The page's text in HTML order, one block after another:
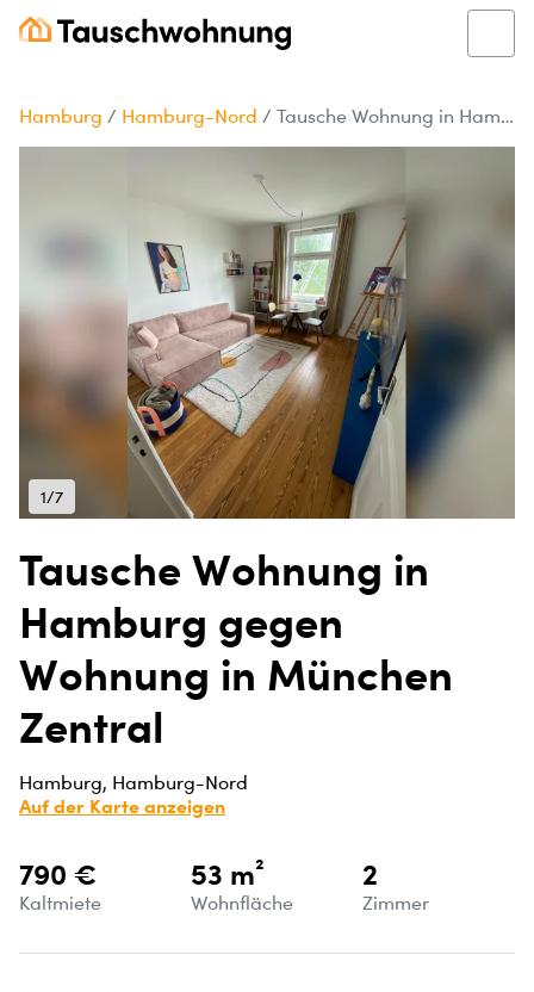
Hamburg / Hamburg-Nord / Tausche Wohnung in Hamburg gegen Wohnung in München Zentral
1/7
Tausche Wohnung in
Hamburg gegen
Wohnung in München
Zentral
Hamburg, Hamburg-Nord
Auf der Karte anzeigen
790 €
Kaltmiete
53 m²
Wohnfläche
2
Zimmer